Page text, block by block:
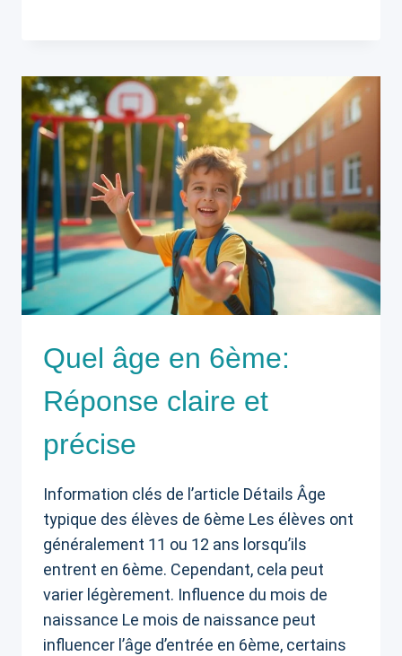
Quel âge en 6ème:
Réponse claire et
précise
Information clés de l’article Détails Âge
typique des élèves de 6ème Les élèves ont
généralement 11 ou 12 ans lorsqu’ils
entrent en 6ème. Cependant, cela peut
varier légèrement. Influence du mois de
naissance Le mois de naissance peut
influencer l’âge d’entrée en 6ème, certains